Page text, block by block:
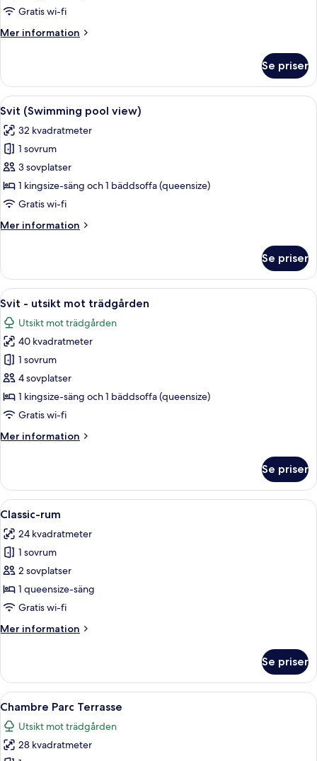
Gratis wi-fi
Mer information
Mer
Luxe
Terrasse
Se priser
Öppna
alla
foton
för
Svit
(Swimming
pool
Svit (Swimming pool view) |
4
Svit (Swimming pool view)
32 kvadratmeter
1 sovrum
3 sovplatser
1 kingsize-säng och 1 bäddsoffa (queensize)
Gratis wi-fi
Mer information
Mer
(Swimming
pool
view)
Se priser
Öppna
alla
foton
för
Svit
-
utsikt
mot
Svit - utsikt mot trädgården |
6
Svit - utsikt mot trädgården
Utsikt mot trädgården
40 kvadratmeter
1 sovrum
4 sovplatser
1 kingsize-säng och 1 bäddsoffa (queensize)
Gratis wi-fi
Mer information
Mer
-
utsikt
mot
Se priser
Öppna
alla
foton
för
Classic-
rum
Classic-rum | Sängtillbehör av
2
Classic-rum
24 kvadratmeter
1 sovrum
2 sovplatser
1 queensize-säng
Gratis wi-fi
Mer information
Mer
rum
Se priser
Öppna
alla
foton
för
Ett sovrum med en stor säng, två
4
Chambre Parc Terrasse
Utsikt mot trädgården
28 kvadratmeter